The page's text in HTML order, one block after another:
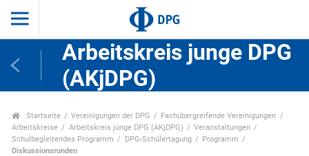
Arbeitskreis junge DPG
(AKjDPG)
Startseite Vereinigungen der DPG
Fachübergreifende Vereinigungen
Arbeitskreise
Arbeitskreis junge DPG (AKjDPG)
Veranstaltungen
Schulbegleitendes Programm
DPG-Schülertagung
Programm
Diskussionsrunden